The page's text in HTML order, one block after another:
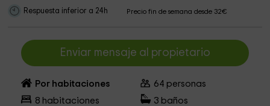
Respuesta inferior a 24h Precio fin de semana desde 32€
Enviar mensaje al propietario
Por habitaciones 64 personas
8 habitaciones 3 baños